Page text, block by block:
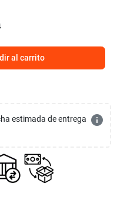
al carrito
estimada de entrega info